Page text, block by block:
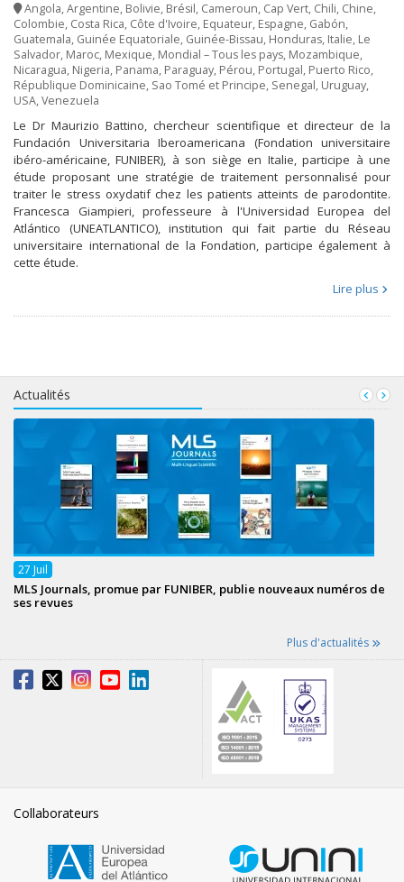
Angola,Argentine, Bolivie, Brésil, Cameroun, Cap Vert, Chili, Chine,
Colombie, Costa Rica, Côte d'Ivoire, Equateur, Espagne, Gabón,
Guatemala, Guinée Equatoriale, Guinée-Bissau, Honduras, Italie, Le
Salvador, Maroc, Mexique, Mondial – Tous les pays, Mozambique,
Nicaragua, Nigeria, Panama, Paraguay, Pérou, Portugal, Puerto Rico,
République Dominicaine, Sao Tomé et Principe, Senegal, Uruguay,
USA,Venezuela
Le Dr Maurizio Battino, chercheur scientifique et directeur de la
Fundación Universitaria Iberoamericana (Fondation universitaire
ibéro-américaine, FUNIBER), à son siège en Italie, participe à une
étude proposant une stratégie de traitement personnalisé pour
traiter le stress oxydatif chez les patients atteints de parodontite.
Francesca Giampieri, professeure à l'Universidad Europea del
Atlántico (UNEATLANTICO), institution qui fait partie du Réseau
universitaire international de la Fondation, participe également à
cette étude.
Lire plus
Actualités
27 Juil
MLS Journals, promue par FUNIBER, publie nouveaux numéros de
ses revues
Plus d'actualités
Collaborateurs